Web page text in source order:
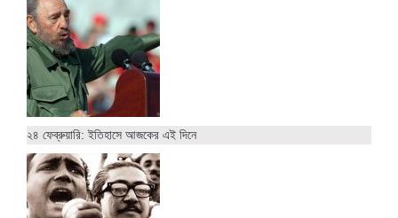
২৪ ফেব্রুয়ারি: ইতিহাসে আজকের এই দিনে